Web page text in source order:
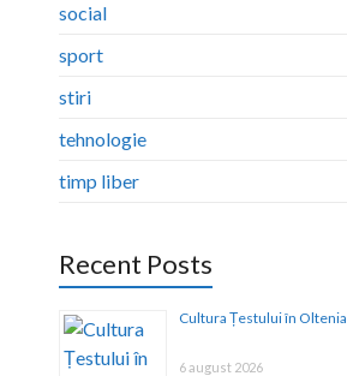
social
sport
stiri
tehnologie
timp liber
Recent Posts
Cultura Țestului în Oltenia
6 august 2026